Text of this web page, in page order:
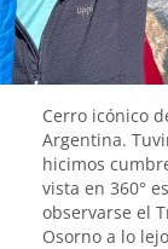
Cerro icónico
Argentina.
hicimos
vista en 360°
observarse el
Osorno a lo